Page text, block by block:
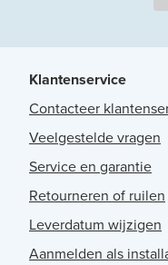
Klantenservice
Contacteer
Veelgestelde vragen
Service en garantie
Retourneren of ruilen
Leverdatum wijzigen
Aanmelden als